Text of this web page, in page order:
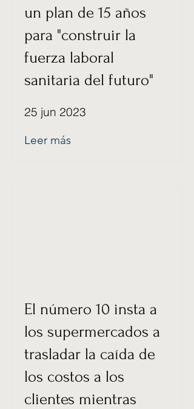
un plan de 15 años
para "construir la
fuerza laboral
sanitaria del futuro"
25 jun 2023
Leer más
El número 10 insta a
los supermercados a
trasladar la caída de
los costos a los
clientes mientras